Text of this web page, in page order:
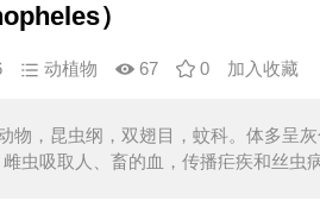
）
动植物 67 0 加入收藏
物，昆虫纲，双翅目，蚊科。体多呈
雌虫吸取人、畜的血，传播疟疾和丝虫